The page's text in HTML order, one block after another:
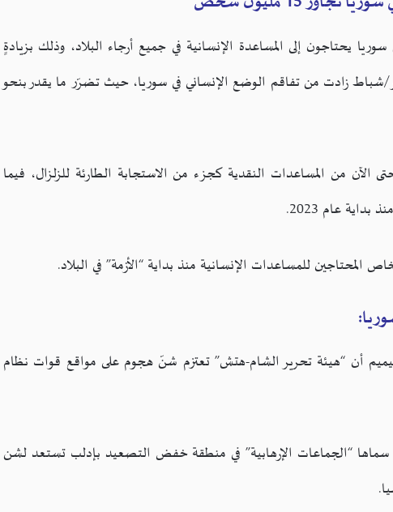
15.3 مليون شخص في سوريا يحتاجون إلى المساعدة الإنسانية في جميع أرجاء البلاد، وذلك بزيادةٍ
مؤكدة أن زلازل فبراير/شباط زادت من تفاقم الوضع الإنساني في سوريا، حيث تضرّر ما يقدر بنحو
أن 5,224 أسرة استفادت حتى الآن من المساعدات النقدية كجزء من الاستجابة الطارئة للزلزال، فيما
المحتاجين للمساعدات الإنسانية منذ بداية “الأزمة” في البلاد.
أن “هيئة تحرير الشام-هتش” تعتزم شنّ هجوم على مواقع قوات نظام
“الجماعات الإرهابية” في منطقة خفض التصعيد بإدلب تستعد لشن